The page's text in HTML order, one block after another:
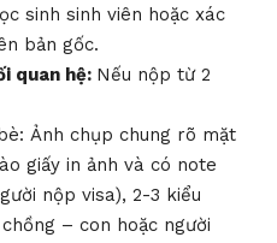
sinh sinh viên hoặc xác
bản gốc.
quan hệ: Nếu nộp từ 2
Ảnh chụp chung rõ mặt
giấy in ảnh và có note
nộp visa), 2-3 kiểu
– con hoặc người